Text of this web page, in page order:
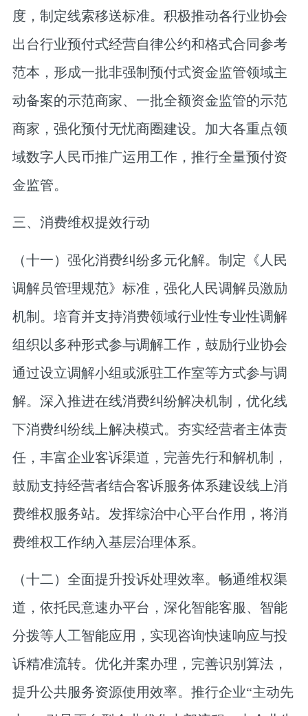
度，制定线索移送标准。积极推动各行业协会
出台行业预付式经营自律公约和格式合同参考
范本，形成一批非强制预付式资金监管领域主
动备案的示范商家、一批全额资金监管的示范
商家，强化预付无忧商圈建设。加大各重点领
域数字人民币推广运用工作，推行全量预付资
金监管。
三、消费维权提效行动
（十一）强化消费纠纷多元化解。 制定《人民
调解员管理规范》标准，强化人民调解员激励
机制。培育并支持消费领域行业性专业性调解
组织以多种形式参与调解工作，鼓励行业协会
通过设立调解小组或派驻工作室等方式参与调
解。深入推进在线消费纠纷解决机制，优化线
下消费纠纷线上解决模式。夯实经营者主体责
任，丰富企业客诉渠道，完善先行和解机制，
鼓励支持经营者结合客诉服务体系建设线上消
费维权服务站。发挥综治中心平台作用，将消
费维权工作纳入基层治理体系。
（十二）全面提升投诉处理效率。 畅通维权渠
道，依托民意速办平台，深化智能客服、智能
分拨等人工智能应用，实现咨询快速响应与投
诉精准流转。优化并案办理，完善识别算法，
提升公共服务资源使用效率。推行企业“主动先